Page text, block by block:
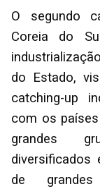
O segundo
Coreia do
do Estado,
catching-up
com os
grandes
diversificados
de grandes